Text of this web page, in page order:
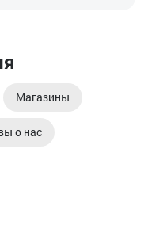
Магазины
о нас